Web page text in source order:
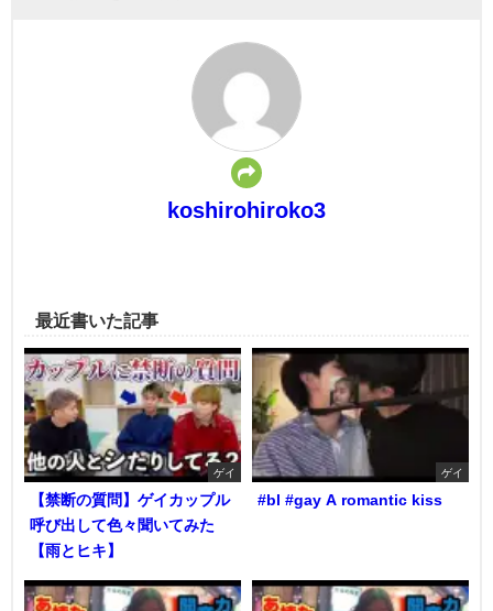
koshirohiroko3
最近書いた記事
ゲイ
【禁断の質問】ゲイカップル
呼び出して色々聞いてみた
【雨とヒキ】
ゲイ
#bl #gay A romantic kiss